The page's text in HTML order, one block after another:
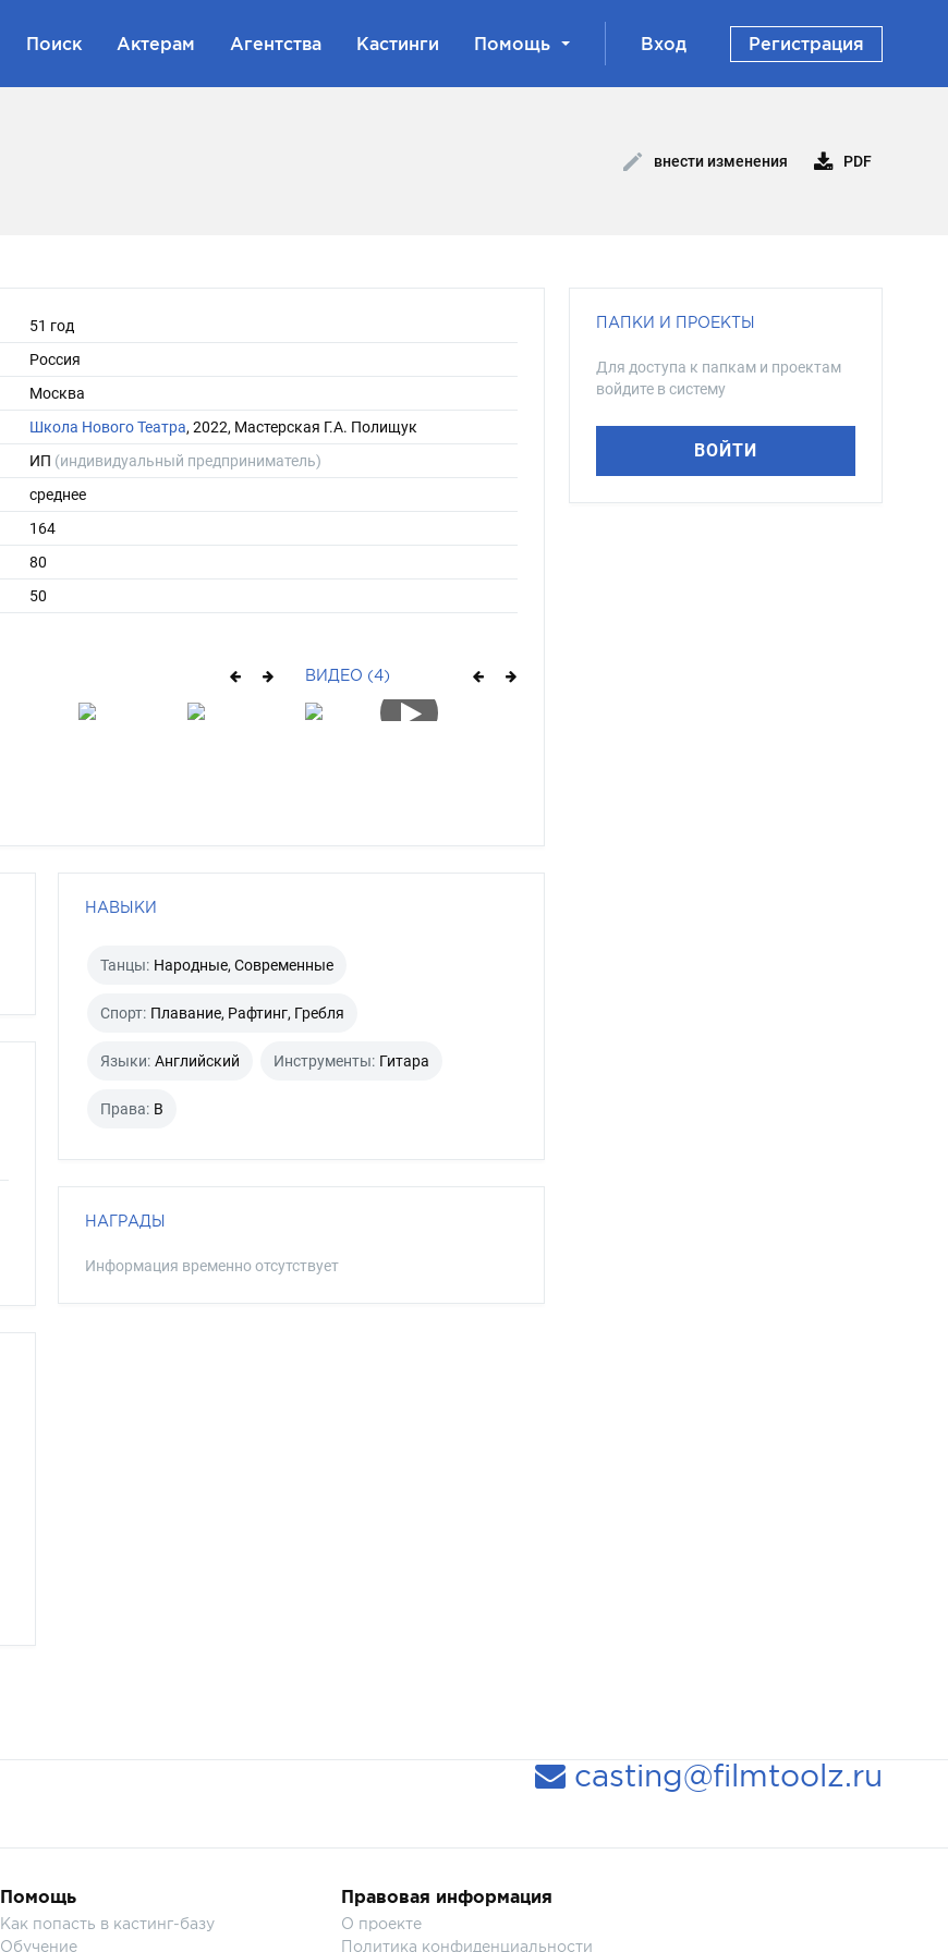
Поиск Актерам Агентства Кастинги Помощь Вход Регистрация
внести изменения PDF
51 год
Россия
Москва
Школа Нового Театра, 2022, Мастерская Г.А. Полищук
ИП (индивидуальный предприниматель)
среднее
164
80
50
ВИДЕО (4)
НАВЫКИ
Танцы: Народные, Современные
Спорт: Плавание, Рафтинг, Гребля
Языки: Английский Инструменты: Гитара
Права: B
НАГРАДЫ
Информация временно отсутствует
ПАПКИ И ПРОЕКТЫ
Для доступа к папкам и проектам
войдите в систему
ВОЙТИ
casting@filmtoolz.ru
Помощь
Как попасть в кастинг-базу
Обучение
Правовая информация
О проекте
Политика конфиденциальности